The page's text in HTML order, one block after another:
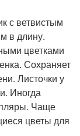
с ветвистым
в длину.
цветками
Сохраняет
Листочки у
Иногда
Чаще
цветы для